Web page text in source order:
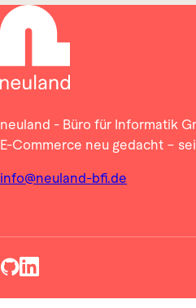
neuland - Büro für Informatik
E-Commerce neu gedacht –
info@neuland-bfi.de